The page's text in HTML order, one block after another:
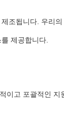
조됩니다. 우리의
제공합니다.
이고 포괄적인 지